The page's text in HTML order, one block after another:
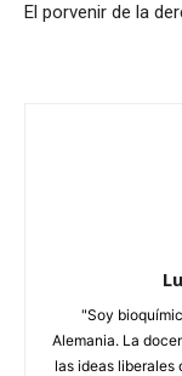
El porvenir de la
"Soy
Alemania. La
las ideas liberales